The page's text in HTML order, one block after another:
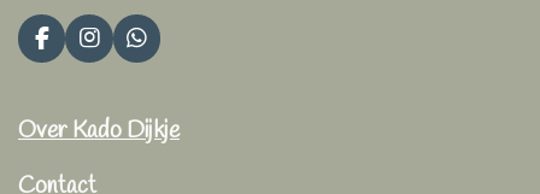
F
a
b
o
I
n
a
r
W
h
s
Over Kado Dijkje
Contact